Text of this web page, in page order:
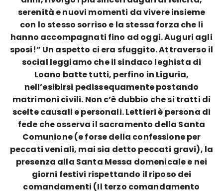
serenità e nuovi momenti da vivere insieme
con lo stesso sorriso e la stessa forza che li
hanno accompagnati fino ad oggi. Auguri agli
sposi!” Un aspetto ci era sfuggito. Attraverso il
social leggiamo che il sindaco leghista di
Loano batte tutti, perfino in Liguria,
nell’esibirsi pedissequamente postando
matrimoni civili. Non c’è dubbio che si tratti di
scelte causali e personali. Lettieri è persona di
fede che osserva il sacramento della Santa
Comunione (e forse della confessione per
peccati veniali, mai sia detto peccati gravi), la
presenza alla Santa Messa domenicale e nei
giorni festivi rispettando il riposo dei
comandamenti (Il terzo comandamento